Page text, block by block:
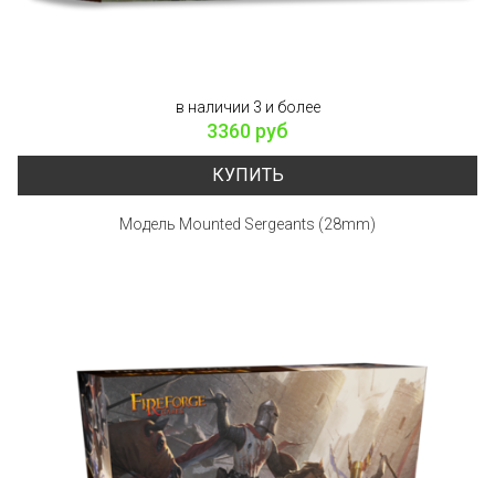
в наличии 3 и более
3360 руб
КУПИТЬ
Модель Mounted Sergeants (28mm)